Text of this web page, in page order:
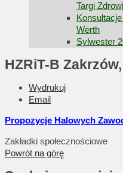
Targi
Werth
Sylwester
HZRiT-B
Wydrukuj
Email
Propozycje Halowych
Zakładki społecznościowe
Powrót na górę